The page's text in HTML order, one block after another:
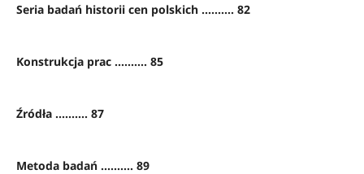
Seria badań historii cen polskich .......... 82
Konstrukcja prac .......... 85
Źródła .......... 87
Metoda badań .......... 89